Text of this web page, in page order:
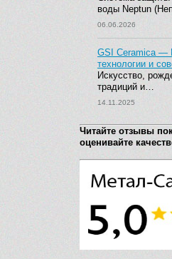
воды Neptun
06.06.2026
GSI Ceramica —
технологии и
Искусство,
традиций и…
14.11.2025
Читайте отзывы
оценивайте